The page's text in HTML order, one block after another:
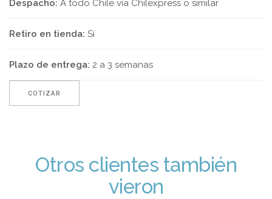
Despacho: A todo Chile vía Chilexpress o similar
Retiro en tienda: Sí
Plazo de entrega: 2 a 3 semanas
COTIZAR
Otros clientes también
vieron